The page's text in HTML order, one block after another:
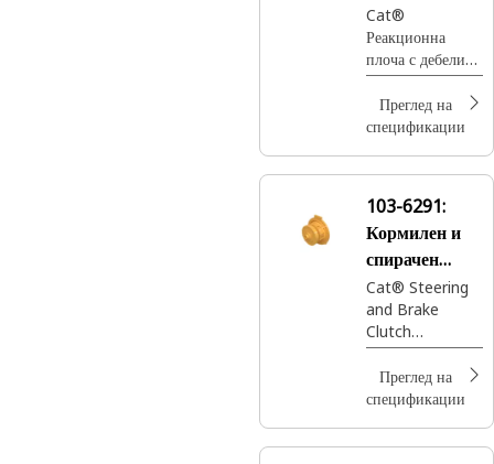
дебелина 6,35
мм
Cat®
Реакционна
плоча с дебелина
6,35 мм
дебелина за
фрикционния
спирачка
Преглед на
спецификации
103-6291:
Кормилен и
спирачен
съединител
Cat® Steering
and Brake
Clutch
optimizes
power
distribution for
steering and
Преглед на
спецификации